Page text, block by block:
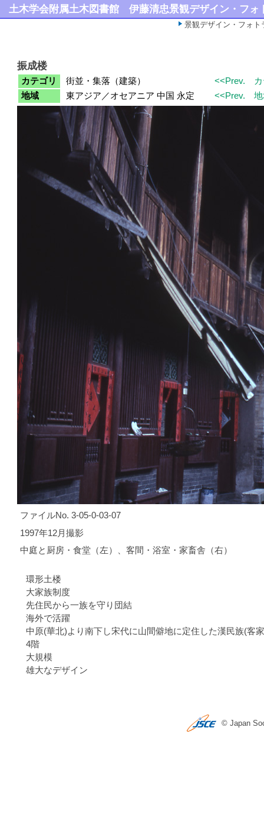
土木学会附属土木図書館 伊藤清忠景観デザイン・フォ
景観デザイン・フォ
振成楼
カテゴリ 街並・集落（建築） <<Prev.
地域
東アジア／オセアニア 中国 永定 <<Prev.
ファイルNo. 3-05-0-03-07
1997年12月撮影
中庭と厨房・食堂（左）、客間・浴室・家畜舎（右）
環形土楼
大家族制度
先住民から一族を守り団結
海外で活躍
中原(華北)より南下し宋代に山間僻地に定住した漢民族(客
4階
大規模
雄大なデザイン
© Japan